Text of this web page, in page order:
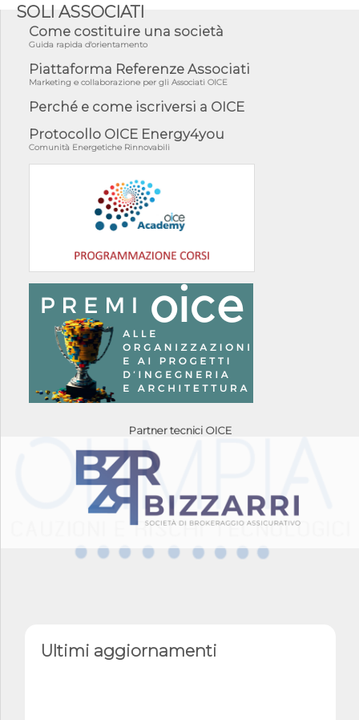
SOLI ASSOCIATI
Come costituire una società
Guida rapida d'orientamento
Piattaforma Referenze Associati
Marketing e collaborazione per gli Associati OICE
Perché e come iscriversi a OICE
Protocollo OICE Energy4you
Comunità Energetiche Rinnovabili
Partner tecnici OICE
Ultimi aggiornamenti